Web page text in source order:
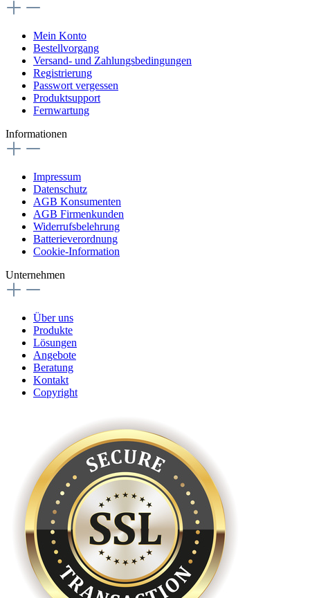
Mein Konto
Bestellvorgang
Versand- und Zahlungsbedingungen
Registrierung
Passwort vergessen
Produktsupport
Fernwartung
Informationen
Impressum
Datenschutz
AGB Konsumenten
AGB Firmenkunden
Widerrufsbelehrung
Batterieverordnung
Cookie-Information
Unternehmen
Über uns
Produkte
Lösungen
Angebote
Beratung
Kontakt
Copyright